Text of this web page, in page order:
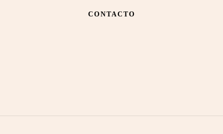
CONTACTO